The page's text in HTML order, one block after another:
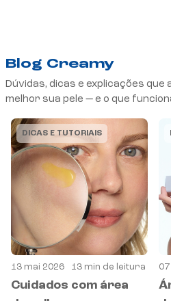
Blog Creamy
Dúvidas, dicas e explicações
melhor sua pele — e o que
DICAS E TUTORIAIS
13 mai 2026 13 min de leitura
Cuidados com área